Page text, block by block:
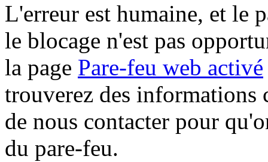
L'erreur est humaine, et le
le blocage n'est pas
la page Pare-feu web activé
trouverez des informations
de nous contacter pour
du pare-feu.